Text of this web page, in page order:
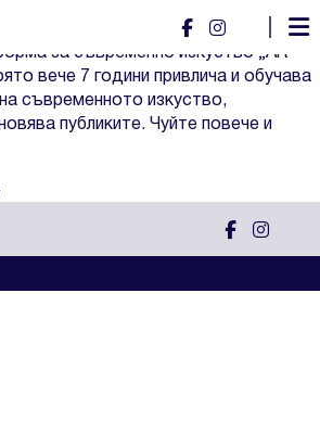
и Радослав Механджийски
са изкуствоведи, създатели на
за съвременно изкуство „Art
вече 7 години привлича и обучава
съвременното изкуство,
публиките. Чуйте повече и